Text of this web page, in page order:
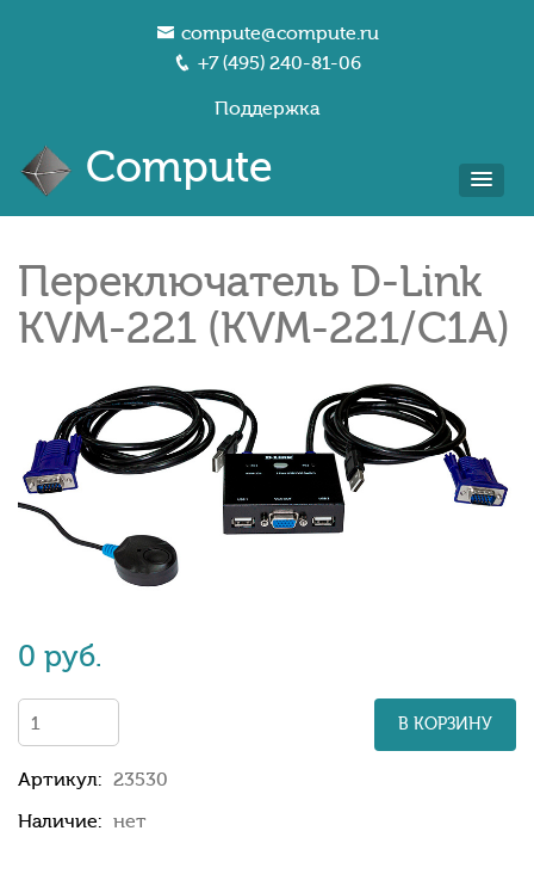
compute@compute.ru
+7 (495) 240-81-06
Поддержка
Compute
Переключатель D-Link
KVM-221 (KVM-221/C1A)
0 руб.
В КОРЗИНУ
Артикул: 23530
Наличие: нет